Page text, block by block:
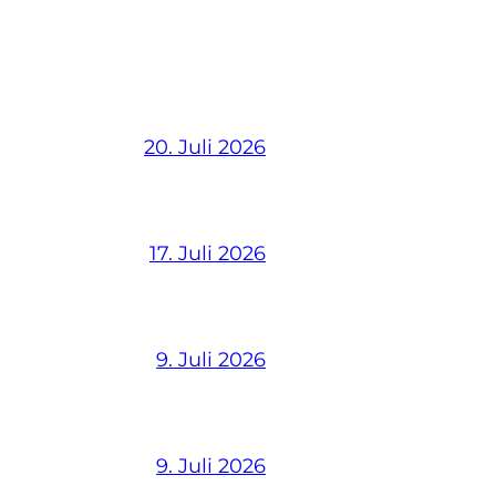
20. Juli 2026
17. Juli 2026
9. Juli 2026
9. Juli 2026